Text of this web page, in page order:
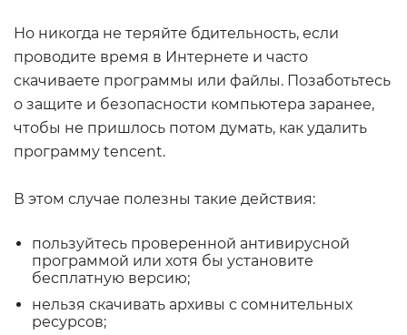
Но никогда не теряйте бдительность, если
проводите время в Интернете и часто
скачиваете программы или файлы. Позаботьтесь
о защите и безопасности компьютера заранее,
чтобы не пришлось потом думать, как удалить
программу tencent.
В этом случае полезны такие действия:
пользуйтесь проверенной антивирусной
программой или хотя бы установите
бесплатную версию;
нельзя скачивать архивы с сомнительных
ресурсов;